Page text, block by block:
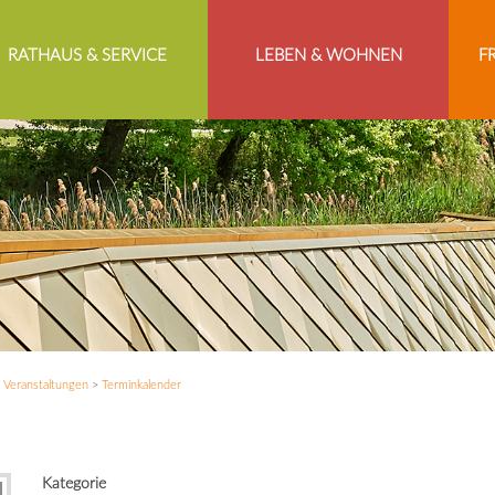
RATHAUS & SERVICE LEBEN & WOHNEN
Veranstaltungen> Terminkalender
Kategorie